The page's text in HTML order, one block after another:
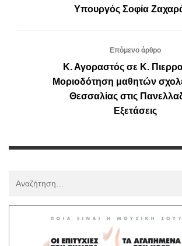
Υπουργός Σοφία
Επόμενο άρθρο
Κ. Αγοραστός σε Κ.
Μοριοδότηση μαθητών
Θεσσαλίας στις
Εξετάσεις
: